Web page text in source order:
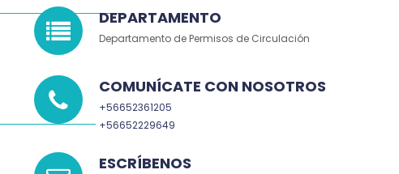
DEPARTAMENTO
Departamento de Permisos de Circulación
COMUNÍCATE CON NOSOTROS
+56652361205
+56652229649
ESCRÍBENOS